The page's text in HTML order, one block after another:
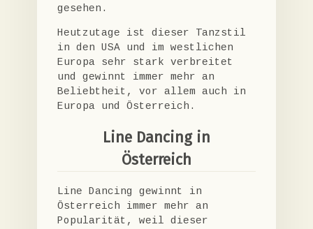
gesehen.
Heutzutage ist dieser Tanzstil
in den USA und im westlichen
Europa sehr stark verbreitet
und gewinnt immer mehr an
Beliebtheit, vor allem auch in
Europa und Österreich.
Line Dancing in
Österreich
Line Dancing gewinnt in
Österreich immer mehr an
Popularität, weil dieser